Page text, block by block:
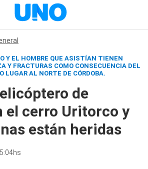
Y EL HOMBRE QUE ASISTÍAN TIENEN
Y FRACTURAS COMO CONSECUENCIA DEL
LUGAR AL NORTE DE CÓRDOBA.
de
el cerro Uritorco y
están heridas